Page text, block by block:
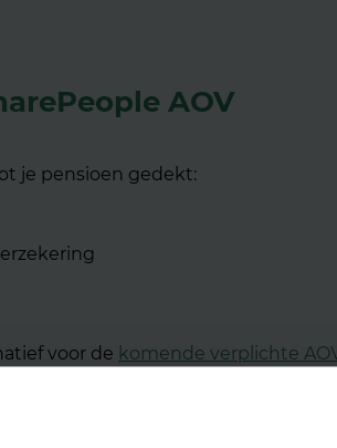
AOV
je pensioen gedekt:
voor de komende verplichte